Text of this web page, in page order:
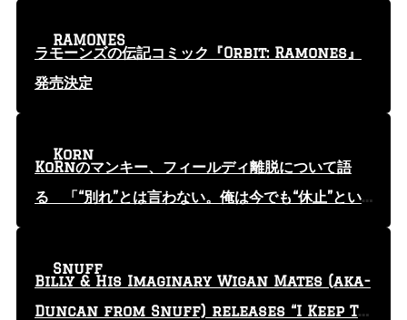
ラモーンズの伝記コミック『Orbit: Ramones』
発売決定
RAMONES
KoRnのマンキー、フィールディ離脱について語
る 「“別れ”とは言わない。俺は今でも“休止”とい
Korn
Billy & His Imaginary Wigan Mates (aka-
Duncan from Snuff) releases “I Keep Tr
Snuff